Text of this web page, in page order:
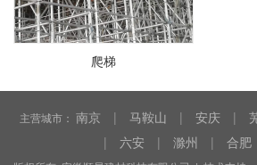
爬梯
主营城市： 南京 | 马鞍山 | 安庆 |
|
六安 | 滁州 | 合肥